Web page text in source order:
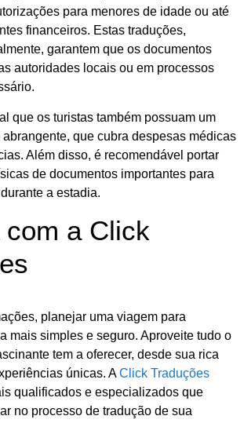
para menores de idade ou até
financeiros. Estas traduções,
garantem que os documentos
autoridades locais ou em processos
que os turistas também possuam um
que cubra despesas médicas
Além disso, é recomendável portar
de documentos importantes para
a estadia.
com a Click
planejar uma viagem para
mais simples e seguro. Aproveite tudo o
tem a oferecer, desde sua rica
únicas. AClick Traduções
qualificados e especializados que
no processo de tradução de sua